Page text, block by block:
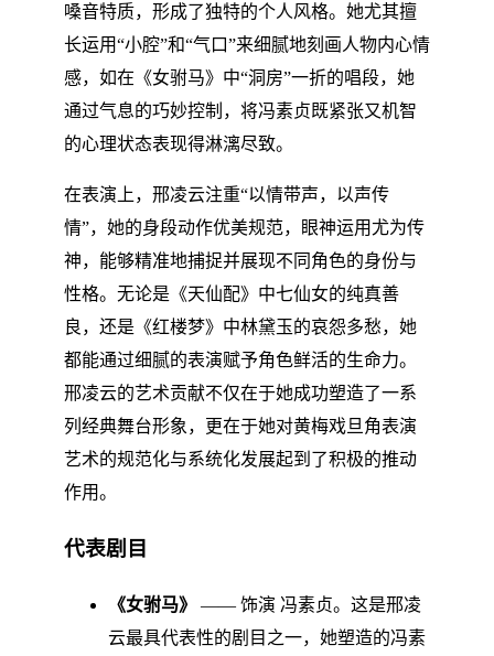
嗓音特质，形成了独特的个人风格。她尤其擅
长运用“小腔”和“气口”来细腻地刻画人物内心情
感，如在《女驸马》中“洞房”一折的唱段，她
通过气息的巧妙控制，将冯素贞既紧张又机智
的心理状态表现得淋漓尽致。
在表演上，邢凌云注重“以情带声，以声传
情”，她的身段动作优美规范，眼神运用尤为传
神，能够精准地捕捉并展现不同角色的身份与
性格。无论是《天仙配》中七仙女的纯真善
良，还是《红楼梦》中林黛玉的哀怨多愁，她
都能通过细腻的表演赋予角色鲜活的生命力。
邢凌云的艺术贡献不仅在于她成功塑造了一系
列经典舞台形象，更在于她对黄梅戏旦角表演
艺术的规范化与系统化发展起到了积极的推动
作用。
代表剧目
《女驸马》
—— 饰演 冯素贞。这是邢凌
云最具代表性的剧目之一，她塑造的冯素